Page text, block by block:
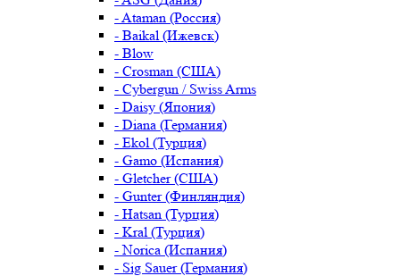
- Ataman (Россия)
- Baikal (Ижевск)
- Blow
- Crosman (США)
- Cybergun / Swiss Arms
- Daisy (Япония)
- Diana (Германия)
- Ekol (Турция)
- Gamo (Испания)
- Gletcher (США)
- Gunter (Финляндия)
- Hatsan (Турция)
- Kral (Турция)
- Norica (Испания)
- Sig Sauer (Германия)